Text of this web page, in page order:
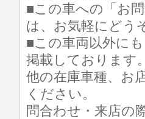
■この車への「お
は、お気軽にどう
■この車両以外に
掲載しております。
他の在庫車種、お
ください。
問合わせ・来店の